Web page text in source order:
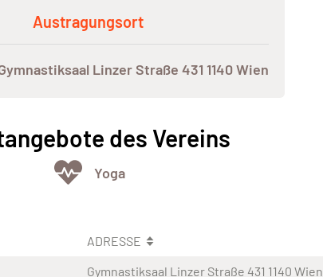
Austragungsort
Linzer Straße 431 1140 Wien
des Vereins
Yoga
ADRESSE
Gymnastiksaal Linzer Straße 431 1140 Wien